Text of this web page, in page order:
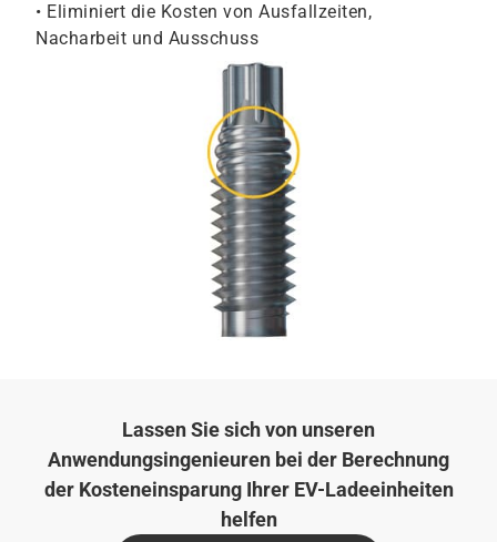
• Eliminiert die Kosten von Ausfallzeiten,
Nacharbeit und Ausschuss
Lassen Sie sich von unseren
Anwendungsingenieuren bei der Berechnung
der Kosteneinsparung Ihrer EV-Ladeeinheiten
helfen